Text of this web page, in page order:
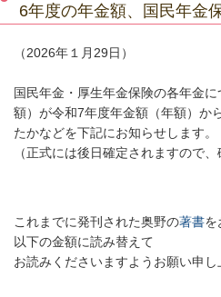
6年度の年金額、国民年金
（2026年１月29日）
国民年金・厚生年金保険の各年金
額）が令和7年度年金額（年額）か
たかなどを下記にお知らせします。
（正式には後日確定されますので
これまでに発刊された奥野の著書を
以下の金額に読み替えて
お読みくださいますようお願い申し